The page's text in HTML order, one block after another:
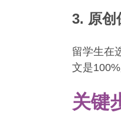
3. 原创
留学生在
文是
关键